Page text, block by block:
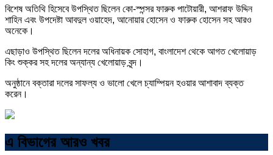
বিশেষ অতিথি হিসেবে উপস্থিত ছিলেন কো-স্পন্সর ফারুক পাটোয়ারী, আশরাফ উদ্দিন
শাহিন এবং উপদেষ্টা আবদুল ওয়াহেদ, আনোয়ার হোসেন ও ফারুক হোসেন সহ আরও
অনেকে।
এছাড়াও উপস্থিত ছিলেন দলের অধিনায়ক সোহাগ, বাংলাদেশ থেকে আগত খেলোয়াড়
কিং শুক্কর সহ দলের অন্যান্য খেলোয়াড় বৃন্দ।
অনুষ্ঠানে বক্তারা দলের সাফল্য ও ভালো খেলে চ্যাম্পিয়ন হওয়ার আশাবাদ ব্যক্ত
করেন।
এ বিভাগের আরও খবর